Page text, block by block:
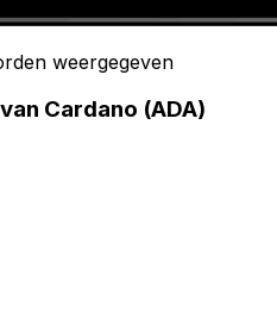
weergegeven
Cardano (ADA)